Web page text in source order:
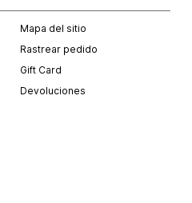
Mapa del sitio
Rastrear pedido
Gift Card
Devoluciones